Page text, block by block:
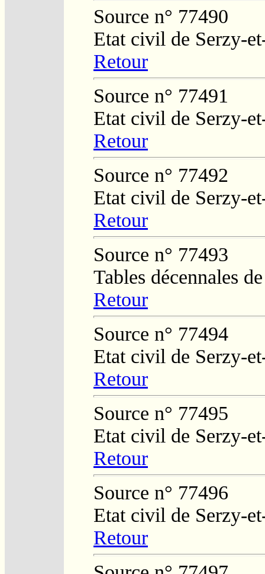
Source n° 77490
Etat civil de Serzy-
Retour
Source n° 77491
Etat civil de Serzy-
Retour
Source n° 77492
Etat civil de Serzy-
Retour
Source n° 77493
Tables décennales
Retour
Source n° 77494
Etat civil de Serzy-
Retour
Source n° 77495
Etat civil de Serzy-
Retour
Source n° 77496
Etat civil de Serzy-
Retour